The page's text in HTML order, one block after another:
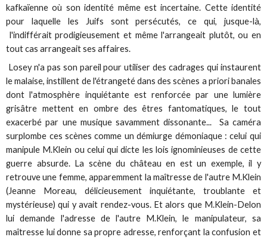
kafkaïenne où son identité même est incertaine. Cette identité
pour laquelle les Juifs sont persécutés, ce qui, jusque-là,
l'indifférait prodigieusement et même l'arrangeait plutôt, ou en
tout cas arrangeait ses affaires.
Losey n'a pas son pareil pour utiliser des cadrages qui instaurent
le malaise, instillent de l'étrangeté dans des scènes a priori banales
dont l'atmosphère inquiétante est renforcée par une lumière
grisâtre mettent en ombre des êtres fantomatiques, le tout
exacerbé par une musique savamment dissonante... Sa caméra
surplombe ces scènes comme un démiurge démoniaque : celui qui
manipule M.Klein ou celui qui dicte les lois ignominieuses de cette
guerre absurde. La scène du château en est un exemple, il y
retrouve une femme, apparemment la maîtresse de l'autre M.Klein
(Jeanne Moreau, délicieusement inquiétante, troublante et
mystérieuse) qui y avait rendez-vous. Et alors que M.Klein-Delon
lui demande l'adresse de l'autre M.Klein, le manipulateur, sa
maîtresse lui donne sa propre adresse, renforçant la confusion et